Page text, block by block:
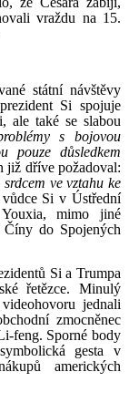
vraždu na 15.
státní návštěvy
Si spojuje
ale také se slabou
s bojovou
pouze důsledkem
již dříve požadoval:
ve vztahu ke
Si v Ústřední
mimo jiné
Číny do Spojených
Si a Trumpa
řetězce. Minulý
jednali
zmocněnec
feng. Sporné body
gesta v
amerických